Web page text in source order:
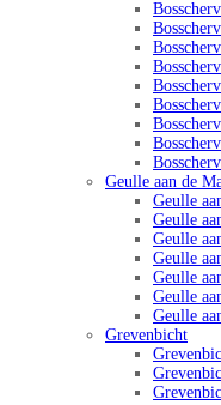
Geulle aan de
Geulle
Geulle
Geulle
Geulle
Geulle
Geulle
Geulle
Grevenbicht